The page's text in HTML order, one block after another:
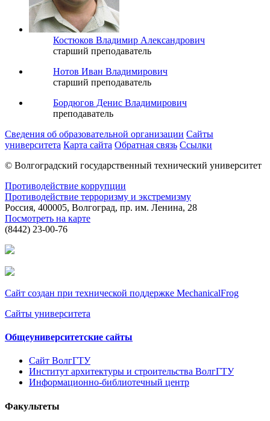
Костюков Владимир Александрович
старший преподаватель
Нотов Иван Владимирович
старший преподаватель
Бордюгов Денис Владимирович
преподаватель
Сведения об образовательной организации Сайты
университета Карта сайта Обратная связь Ссылки
© Волгоградский государственный технический университет
Противодействие коррупции
Противодействие терроризму и экстремизму
Россия, 400005, Волгоград, пр. им. Ленина, 28
Посмотреть на карте
(8442) 23-00-76
Сайт создан при технической поддержке MechanicalFrog
Сайты университета
Общеуниверситетские сайты
Сайт ВолгГТУ
Институт архитектуры и строительства ВолгГТУ
Информационно-библиотечный центр
Факультеты